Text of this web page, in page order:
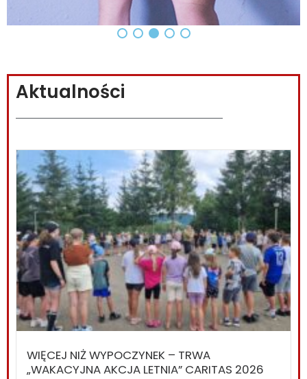
Aktualności
WIĘCEJ NIŻ WYPOCZYNEK – TRWA
„WAKACYJNA AKCJA LETNIA” CARITAS 2026